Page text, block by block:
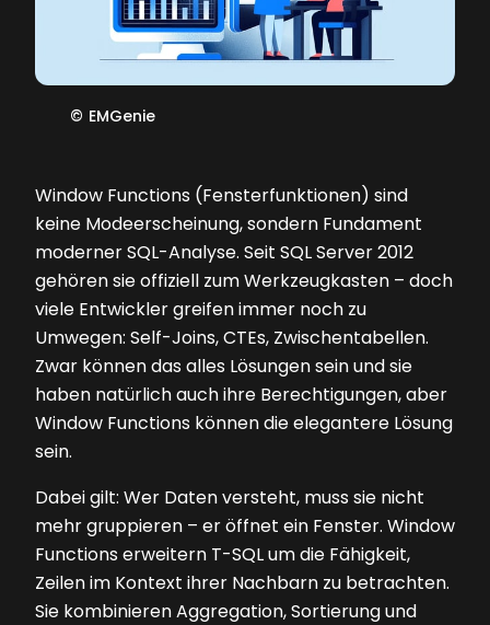
© EMGenie
Window Functions (Fensterfunktionen) sind
keine Modeerscheinung, sondern Fundament
moderner SQL-Analyse. Seit SQL Server 2012
gehören sie offiziell zum Werkzeugkasten – doch
viele Entwickler greifen immer noch zu
Umwegen: Self-Joins, CTEs, Zwischentabellen.
Zwar können das alles Lösungen sein und sie
haben natürlich auch ihre Berechtigungen, aber
Window Functions können die elegantere Lösung
sein.
Dabei gilt: Wer Daten versteht, muss sie nicht
mehr gruppieren – er öffnet ein Fenster. Window
Functions erweitern T-SQL um die Fähigkeit,
Zeilen im Kontext ihrer Nachbarn zu betrachten.
Sie kombinieren Aggregation, Sortierung und